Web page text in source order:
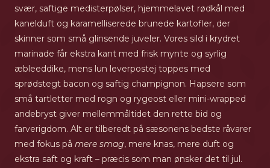
svær, saftige medisterpølser, hjemmelavet rødkål med
kanelduft og karamelliserede brunede kartofler, der
skinner som små glinsende juveler. Vores sild i krydret
marinade får ekstra kant med frisk mynte og syrlig
æbleeddike, mens lun leverpostej toppes med
sprødstegt bacon og saftig champignon. Hapsere som
små tartletter med rogn og rygeost eller mini-wrapped
andebryst giver mellemmåltidet den rette bid og
farverigdom. Alt er tilberedt på sæsonens bedste råvarer
med fokus på mere smag, mere knas, mere duft og
ekstra saft og kraft – præcis som man ønsker det til jul.